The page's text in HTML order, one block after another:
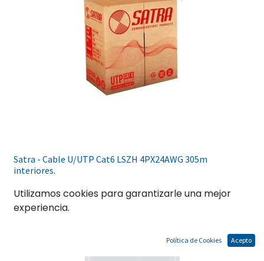
Satra - Cable U/UTP Cat6 LSZH 4PX24AWG 305m
interiores.
Utilizamos cookies para garantizarle una mejor
experiencia.
Política de Cookies Acepto